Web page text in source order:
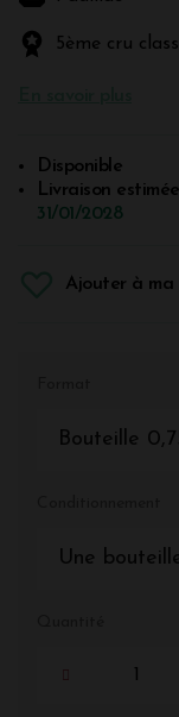
5ème cru
Disponible
Livraison estimée
31/01/2028
Ajouter à ma
Bouteille
Une